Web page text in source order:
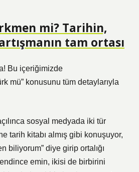
mi? Tarihin,
tam ortası
Bu içeriğimizde
mü” konusunu tüm detaylarıyla
sosyal medyada iki tür
tarih kitabı almış gibi konuşuyor,
biliyorum” diye girip ortalığı
emin, ikisi de birbirini